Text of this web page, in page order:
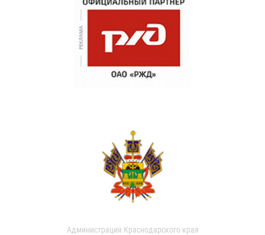
Администрация Краснодарского края